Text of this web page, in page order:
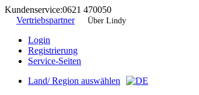
Kundenservice:0621 470050
Vertriebspartner
Über Lindy
Login
Registrierung
Service-Seiten
Land/ Region auswählen